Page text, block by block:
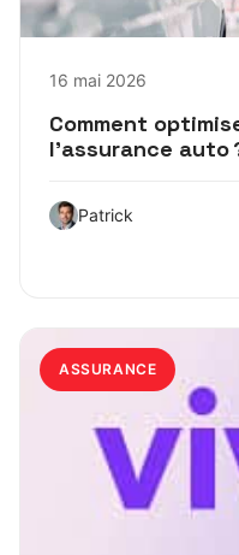
16 mai 2026
Comment
l’assurance auto
Patrick
ASSURANCE